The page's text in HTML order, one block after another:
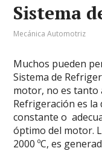
Sistema
Mecánica Automotriz
Muchos pueden
Sistema de
motor, no es tanto
Refrigeración es
constante o
óptimo del motor.
2000 ºC, es